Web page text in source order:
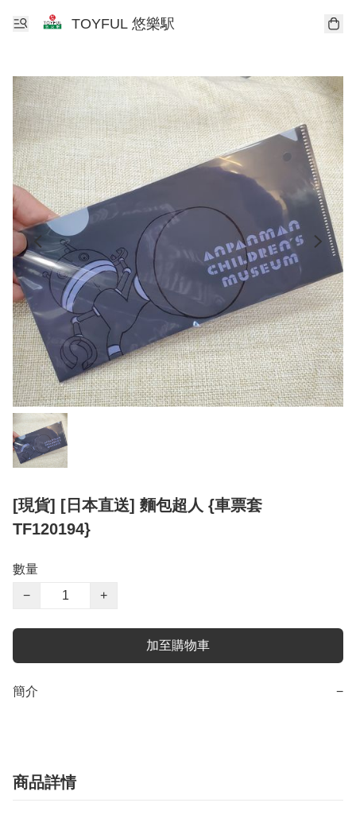
TOYFUL 悠樂駅
[現貨] [日本直送] 麵包超人 {車票套
TF120194}
數量
−
+
加至購物車
簡介 −
商品詳情